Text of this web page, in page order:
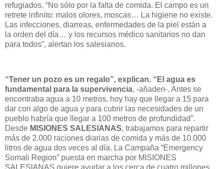
refugiados. “No sólo por la falta de comida. El campo es un
retrete infinito: malos olores, moscas… La higiene no existe.
Las infecciones, diarreas, enfermedades de la piel están a
la orden del día… y los recursos médico sanitarios no dan
para todos”, alertan los salesianos.
“Tener un pozo es un regalo”, explican. “El agua es
fundamental para la supervivencia, -añaden-. Antes se
encontraba agua a 10 metros, hoy hay que llegar a 15 para
dar con algo de agua y para cubrir las necesidades de un
pueblo habría que llegar a 100 metros de profundidad”.
Desde MISIONES SALESIANAS, trabajamos para repartir
más de 2.000 raciones diarias de comida y más de 10.000
litros de agua dos veces al día. La Campaña “Emergency
Somali Region” puesta en marcha por MISIONES
SALESIANAS quiere ayudar a los cerca de cuatro millones